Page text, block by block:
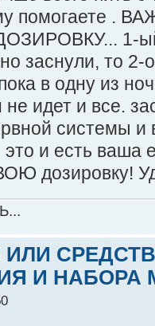
помогаете .
1-ый
заснули, то 2-
в одну из
не идет и все.
системы и
и есть ваша
дозировку!
И НАБОРА